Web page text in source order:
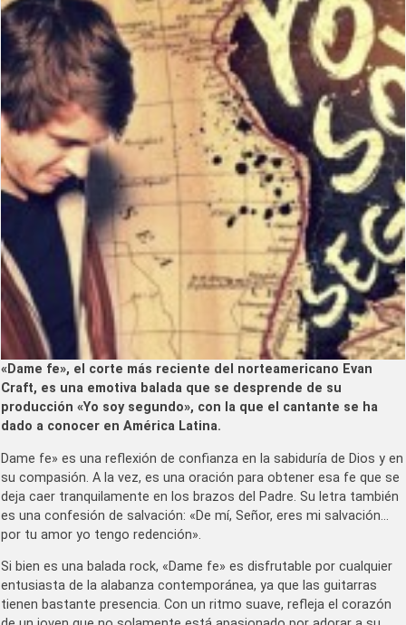
«Dame fe», el corte más reciente del norteamericano Evan
Craft, es una emotiva balada que se desprende de su
producción «Yo soy segundo», con la que el cantante se ha
dado a conocer en América Latina.
Dame fe» es una reflexión de confianza en la sabiduría de Dios y en
su compasión. A la vez, es una oración para obtener esa fe que se
deja caer tranquilamente en los brazos del Padre. Su letra también
es una confesión de salvación: «De mí, Señor, eres mi salvación…
por tu amor yo tengo redención».
Si bien es una balada rock, «Dame fe» es disfrutable por cualquier
entusiasta de la alabanza contemporánea, ya que las guitarras
tienen bastante presencia. Con un ritmo suave, refleja el corazón